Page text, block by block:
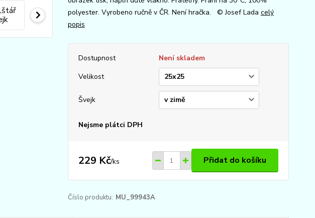
polyester. Vyrobeno ručně v ČR. Není hračka. © Josef Lada celý
popis
Dostupnost
Není skladem
Velikost
Švejk
Nejsme plátci DPH
229 Kč/ks Přidat do košíku
Číslo produktu: MU_99943A